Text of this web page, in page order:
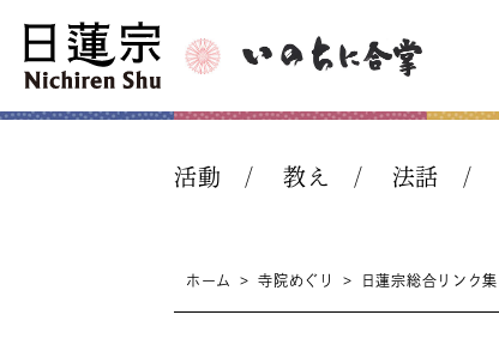
活動 教え 法話
ホーム > 寺院めぐり > 日蓮宗総合リンク集